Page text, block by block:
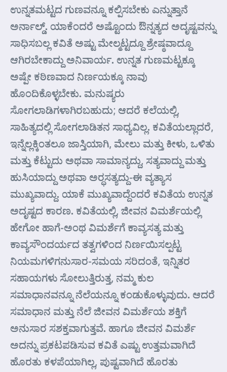
ಉನ್ನತಮಟ್ಟದ ಗುಣವನ್ನೂ ಕಲ್ಪಿಸಬೇಕು ಎನ್ನುತ್ತಾನೆ
ಅರ್ನಾಲ್ಡ್. ಯಾಕೆಂದರೆ ಅಷ್ಟೊಂದು ಔನ್ನತ್ಯದ ಅದೃಷ್ಟವನ್ನು
ಸಾಧಿಸಬಲ್ಲ ಕವಿತೆ ಅಷ್ಟು ಮೇಲ್ಮಟ್ಟದ್ದೂ ಶ್ರೇಷ್ಠವಾದ್ದೂ
ಆಗಿರಬೇಕಾದ್ದು ಅನಿವಾರ್ಯ. ಉನ್ನತ ಗುಣಮಟ್ಟಕ್ಕೂ
ಅಷ್ಪೇ ಕಠಿಣವಾದ ನಿರ್ಣಯಕ್ಕೂ ನಾವು
ಹೊಂದಿಕೊಳ್ಳಬೇಕು. ಮನುಷ್ಯರು
ಸೋಗಲಾಡಿಗಳಾಗಿರಬಹುದು; ಆದರೆ ಕಲೆಯಲ್ಲಿ,
ಸಾಹಿತ್ಯದಲ್ಲಿ ಸೋಗಲಾಡಿತನ ಸಾಧ್ಯವಿಲ್ಲ. ಕವಿತೆಯಲ್ಲಾದರೆ,
ಇನ್ನೆಲ್ಲಕ್ಕಿಂತಲೂ ಜಾಸ್ತಿಯಾಗಿ, ಮೇಲು ಮತ್ತು ಕೀಳು, ಒಳಿತು
ಮತ್ತು ಕೆಟ್ಟುದು ಅಥವಾ ಸಾಮಾನ್ಯದ್ದು, ಸತ್ಯವಾದ್ದು ಮತ್ತು
ಹುಸಿಯಾದ್ದು ಅಥವಾ ಅರ್‍ಧಸತ್ಯದ್ದು-ಈ ವ್ಯತ್ಯಾಸ
ಮುಖ್ಯವಾದ್ದು. ಯಾಕೆ ಮುಖ್ಯವಾದ್ದೆಂದರೆ ಕವಿತೆಯ ಉನ್ನತ
ಅದೃಷ್ಟದ ಕಾರಣ. ಕವಿತೆಯಲ್ಲಿ, ಜೀವನ ವಿಮರ್ಶೆಯಲ್ಲಿ
ಹೇಗೋ ಹಾಗೆ-ಅಂಥ ವಿಮರ್ಶೆಗೆ ಕಾವ್ಯಸತ್ಯ ಮತ್ತು
ಕಾವ್ಯಸೌಂದರ್ಯದ ತತ್ವಗಳಿಂದ ನಿರ್ಣಯಿಸಲ್ಪಟ್ಟ
ನಿಯಮಗಳಿಗನುಸಾರ-ಸಮಯ ಸರಿದಂತೆ, ಇನ್ನಿತರ
ಸಹಾಯಗಳು ಸೋಲುತ್ತಿರುತ್ತ, ನಮ್ಮ ಕುಲ
ಸಮಾಧಾನವನ್ನೂ ನೆಲೆಯನ್ನೂ ಕಂಡುಕೊಳ್ಳುವುದು. ಆದರೆ
ಸಮಾಧಾನ ಮತ್ತು ನೆಲೆ ಜೀವನ ವಿಮರ್ಶೆಯ ಶಕ್ತಿಗೆ
ಅನುಸಾರ ಸಶಕ್ತವಾಗುತ್ತವೆ. ಹಾಗೂ ಜೀವನ ವಿಮರ್ಶೆ
ಅದನ್ನು ಪ್ರಕಟಪಡಿಸುವ ಕವಿತೆ ಎಷ್ಟು ಉತ್ತಮವಾಗಿದೆ
ಹೊರತು ಕಳಪೆಯಾಗಿಲ್ಲ, ಪುಷ್ಟವಾಗಿದೆ ಹೊರತು